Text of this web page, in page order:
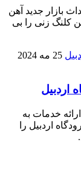
بازار جدید آهن
کلنگ زنی را بی
25 مه 2024
اردبیل
خدمات به
اردبیل را